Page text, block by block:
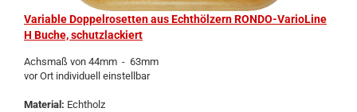
Va­ria­ble Dop­pel­ro­set­ten aus Echt­höl­zern RONDO-​​Va­rio­Li­ne
H Buche, schutz­la­ckiert
Achs­maß von 44mm - 63mm
vor Ort in­di­vi­du­ell ein­stell­bar
Ma­te­ri­al: Echt­holz